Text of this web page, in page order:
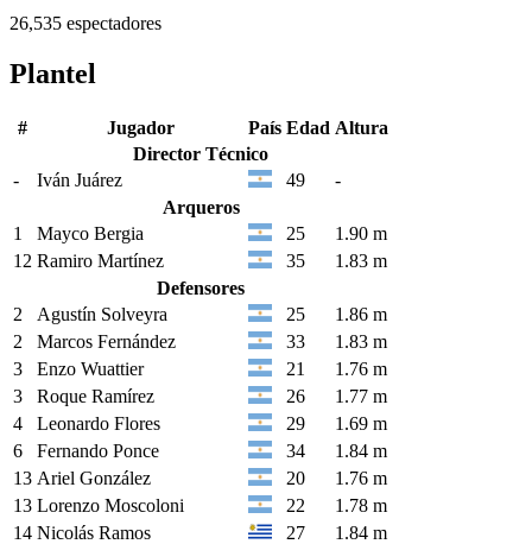
26,535 espectadores
Plantel
# Jugador País Edad Altura
Director Técnico
-
Iván Juárez 49
-
Arqueros
1
Mayco Bergia 25
1.90 m
12 Ramiro Martínez 35
1.83 m
Defensores
2
Agustín Solveyra 25
1.86 m
2
Marcos Fernández 33
1.83 m
3
Enzo Wuattier 21
1.76 m
3
Roque Ramírez 26
1.77 m
4
Leonardo Flores 29
1.69 m
6
Fernando Ponce 34
1.84 m
13 Ariel González 20
1.76 m
13 Lorenzo Moscoloni 22
1.78 m
14 Nicolás Ramos 27
1.84 m